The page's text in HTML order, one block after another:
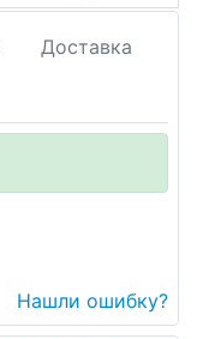
Доставка
Нашли ошибку?